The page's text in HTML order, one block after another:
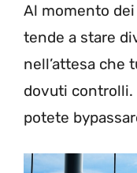
Al momento dei
tende a stare
nell’attesa che
dovuti controlli.
potete